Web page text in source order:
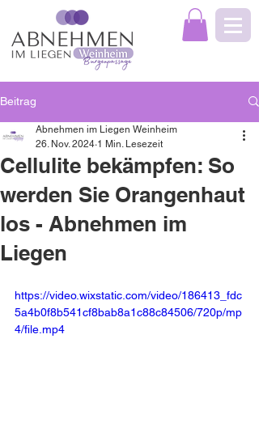
Beitrag
Cellulite bekämpfen: So
werden Sie Orangenhaut
los - Abnehmen im
Liegen
Abnehmen im Liegen Weinheim
26. Nov. 2024 1 Min. Lesezeit
https://video.wixstatic.com/video/186413_fdc
5a4b0f8b541cf8bab8a1c88c84506/720p/mp
4/file.mp4